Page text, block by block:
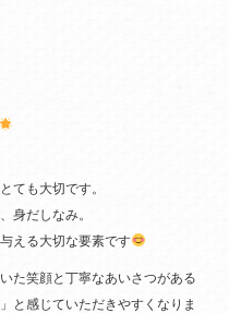
ても大切です。
身だしなみ。
える大切な要素です
た笑顔と丁寧なあいさつがある
と感じていただきやすくなりま